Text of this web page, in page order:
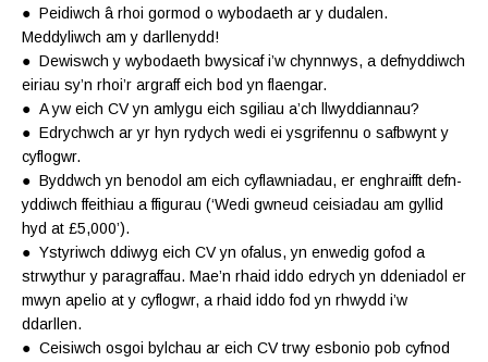
● Peidiwch â rhoi gormod o wybodaeth ar y dudalen.
Meddyliwch am y darllenydd!
● Dewiswch y wybodaeth bwysicaf i’w chynnwys, a defnyddiwch
eiriau sy’n rhoi’r argraff eich bod yn flaengar.
● A yw eich CV yn amlygu eich sgiliau a’ch llwyddiannau?
● Edrychwch ar yr hyn rydych wedi ei ysgrifennu o safbwynt y
cyflogwr.
● Byddwch yn benodol am eich cyflawniadau, er enghraifft defn­
yddiwch ffeithiau a ffigurau (‘Wedi gwneud ceisiadau am gyllid
hyd at £5,000’).
● Ystyriwch ddiwyg eich CV yn ofalus, yn enwedig gofod a
strwythur y paragraffau. Mae’n rhaid iddo edrych yn ddeniadol er
mwyn apelio at y cyflogwr, a rhaid iddo fod yn rhwydd i’w
ddarllen.
● Ceisiwch osgoi bylchau ar eich CV trwy esbonio pob cyfnod